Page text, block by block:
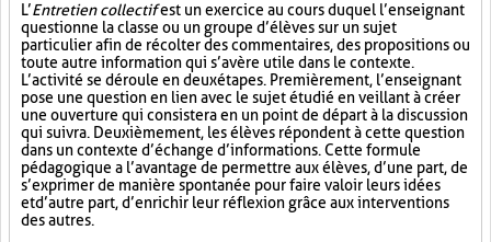
L’Entretien collectifest un exercice au cours duquel l’enseignant
questionne la classe ou un groupe d’élèves sur un sujet
particulier afin de récolter des commentaires, des propositions ou
toute autre information qui s’avère utile dans le contexte.
L’activité se déroule en deux étapes. Premièrement, l’enseignant
pose une question en lien avec le sujet étudié en veillant à créer
une ouverture qui consistera en un point de départ à la discussion
qui suivra. Deuxièmement, les élèves répondent à cette question
dans un contexte d’échange d’informations. Cette formule
pédagogique a l’avantage de permettre aux élèves, d’une part, de
s’exprimer de manière spontanée pour faire valoir leurs idées
et d’autre part, d’enrichir leur réflexion grâce aux interventions
des autres.